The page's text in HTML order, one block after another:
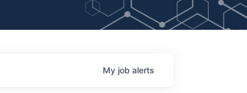
My job alerts